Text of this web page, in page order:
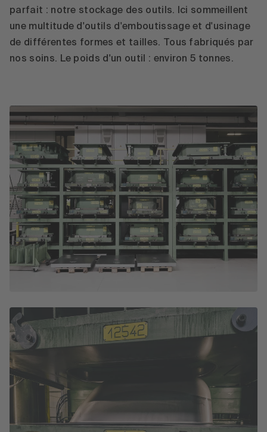
parfait : notre stockage des outils. Ici sommeillent
une multitude d'outils d'emboutissage et d'usinage
de différentes formes et tailles. Tous fabriqués par
nos soins. Le poids d'un outil : environ 5 tonnes.